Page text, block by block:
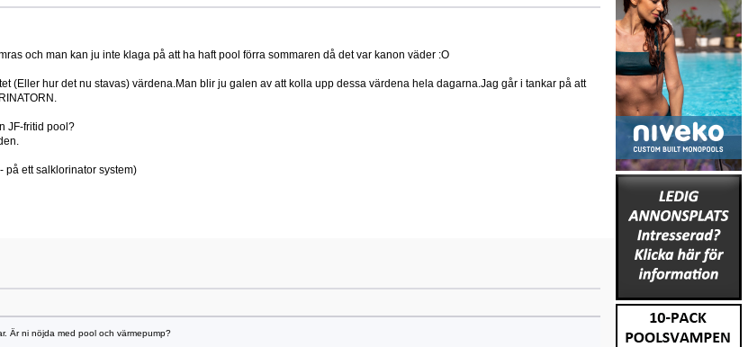
och man kan ju inte klaga på att ha haft pool förra sommaren då det var kanon väder :O
(Eller hur det nu stavas) värdena.Man blir ju galen av att kolla upp dessa värdena hela dagarna.Jag går i tankar på att
JF-fritid pool?
på ett salklorinator system)
Är ni nöjda med pool och värmepump?